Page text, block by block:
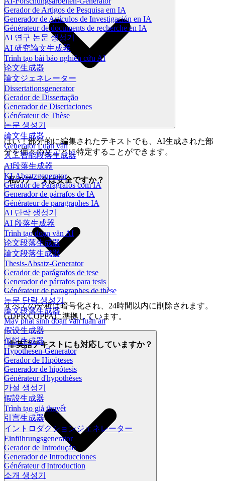
Gerador de Artigos de Pesquisa em IA
Generador de Artículos de Investigación en IA
Générateur de documents de recherche en IA
AI 연구 논문 생성기
AI 研究論文生成器
Trình tạo bài báo nghiên cứu AI
论文生成器
論文ジェネレーター
Dissertationsgenerator
Gerador de Dissertação
Generador de Disertaciones
Générateur de Thèse
논문 생성기
論文生成器
Generator Luận văn
人工智能段落生成器
AI段落生成器
KI-Absatzgenerator
Gerador de Parágrafos com IA
Generador de párrafos de IA
Générateur de paragraphes IA
AI 단락 생성기
AI 段落生成器
Trình tạo đoạn văn AI
论文段落生成器
論文段落生成器
Thesis-Absatz-Generator
Gerador de parágrafos de tese
Generador de párrafos para tesis
Générateur de paragraphes de thèse
논문 단락 생성기
論文段落生成器
Máy phát sinh đoạn văn luận án
假设生成器
仮説生成器
Hypothesen-Generator
Gerador de Hipóteses
Generador de hipótesis
Générateur d'hypothèses
가설 생성기
假設生成器
Trình tạo giả thuyết
引言生成器
イントロダクションジェネレーター
Einführungsgenerator
Gerador de Introdução
Generador de Introducciones
Générateur d'Introduction
소개 생성기
はい！部分的に編集されたテキストでも、AI生成された部
分を個々の文ごとに特定することができます。
私のデータは安全ですか？
すべての分析は暗号化され、24時間以内に削除されます。
GDPR/COPPAに準拠しています。
非英語テキストにも対応していますか？